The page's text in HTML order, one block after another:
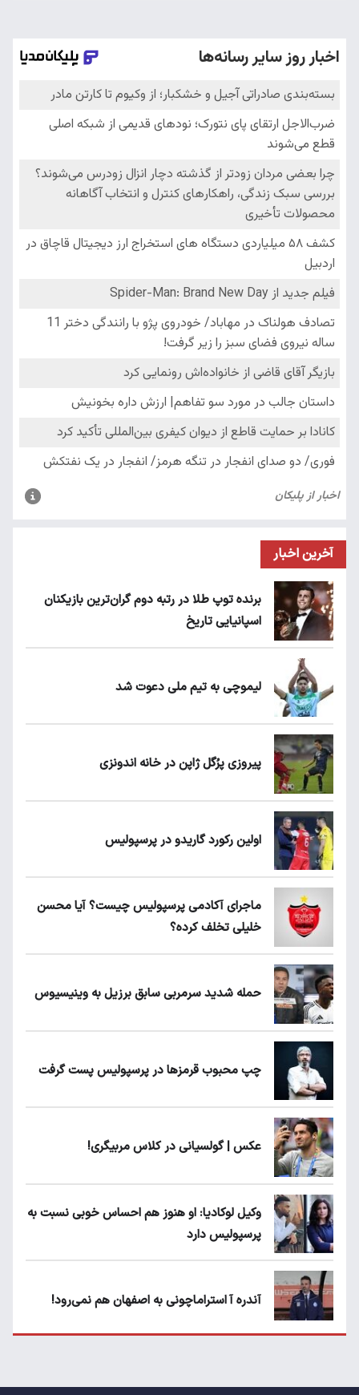
آخرین اخبار
برنده توپ طلا در رتبه دوم گران‌ترین بازیکنان
اسپانیایی تاریخ
لیموچی به تیم ملی دعوت شد
پیروزی پرُگل ژاپن در خانه اندونزی
اولین رکورد گاریدو در پرسپولیس
ماجرای آکادمی پرسپولیس چیست؟ آیا محسن
خلیلی تخلف کرده؟
حمله شدید سرمربی سابق برزیل به وینیسیوس
چپ محبوب قرمزها در پرسپولیس پست گرفت
عکس | گولسیانی در کلاس مربیگری!
وکیل لوکادیا: او هنوز هم احساس خوبی نسبت به
پرسپولیس دارد
آندره آ استراماچونی به اصفهان هم نمی‌رود!
حسن روی هوا!